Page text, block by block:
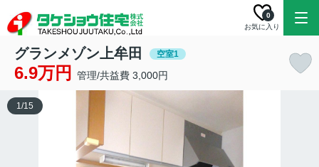
お気に入り
0
グランメゾン上牟田 空室1
6.9万円 管理/共益費 3,000円
1/15